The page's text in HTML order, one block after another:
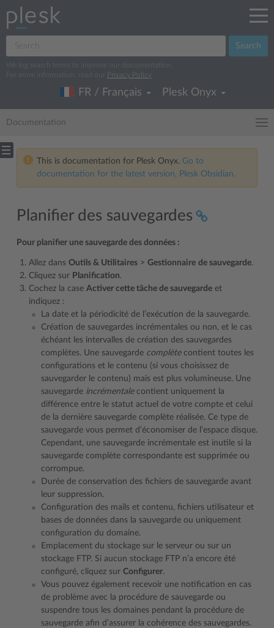
Search
We log search terms to improve our documentation.
For more information, read our
Privacy Policy
FR / Français Plesk Onyx
Documentation
This is documentation for Plesk Onyx. Go to
documentation for the latest version, Plesk Obsidian.
Planifier des sauvegardes
Pour planifier une sauvegarde des données :
Allez dans Outils & Utilitaires > Gestionnaire de sauvegarde.
Cliquez sur Planification.
Cochez la case Activer cette tâche de sauvegarde et
indiquez :
La date et la périodicité de l’exécution de la sauvegarde.
Création de sauvegardes incrémentales ou non, et le cas
échéant les intervalles de création des sauvegardes
complètes. Une sauvegarde complètecontient toutes les
configurations et le contenu (si vous choisissez de
sauvegarder le contenu) mais est plus volumineuse. Une
sauvegarde incrémentalecontient uniquement la
différence entre le statut actuel de votre compte et celui
de la dernière sauvegarde complète réalisée. Ce type de
sauvegarde vous permet d’économiser de l’espace disque.
Cependant, une sauvegarde incrémentale est inutile si la
sauvegarde complète correspondante est supprimée ou
corrompue.
Durée de conservation des fichiers de sauvegarde avant
leur suppression.
Configuration des mails et contenu, fichiers utilisateur et
bases de données dans la sauvegarde ou uniquement
configuration du domaine.
Emplacement du stockage sur le serveur ou sur un
stockage FTP. Si aucun stockage FTP n’a encore été
configuré, cliquez sur Configurer.
Vous pouvez également recevoir une notification en cas
de problème avec la procédure de sauvegarde ou
suspendre tous les domaines pendant la procédure de
sauvegarde afin d’assurer la cohérence des sauvegardes.